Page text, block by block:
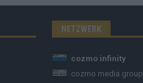
NETZWERK
cozmo infinity
cozmo media group